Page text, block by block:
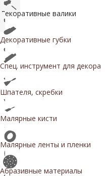
Декоративные валики
Декоративные губки
Спец. инструмент для декора
Шпателя, скребки
Малярные кисти
Малярные ленты и пленки
Абразивные материалы